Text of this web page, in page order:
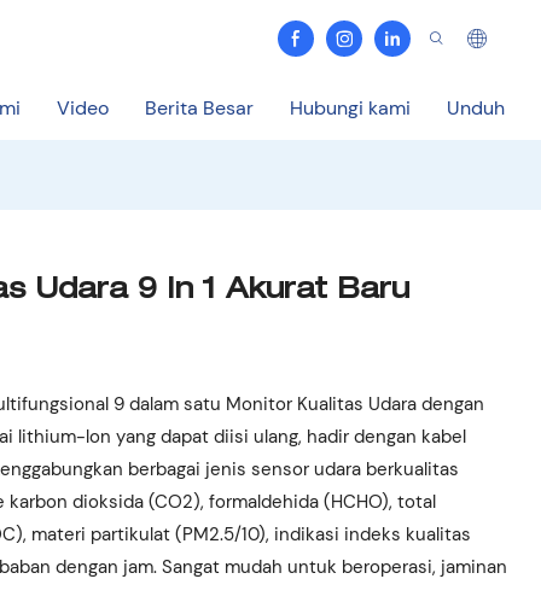
Video Berita Besar Hubungi kami Unduh
Udara 9 In 1 Akurat Baru
9 dalam satu Monitor Kualitas Udara dengan
lithium-lon yang dapat diisi ulang, hadir dengan kabel
berbagai jenis sensor udara berkualitas
dioksida (CO2), formaldehida (HCHO), total
materi partikulat (PM2.5/10), indikasi indeks kualitas
dengan jam. Sangat mudah untuk beroperasi, jaminan